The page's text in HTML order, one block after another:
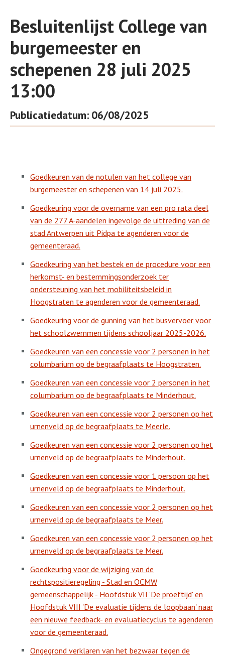
Besluitenlijst College van
burgemeester en
schepenen 28 juli 2025
13:00
Publicatiedatum: 06/08/2025
Goedkeuren van de notulen van het college van
burgemeester en schepenen van 14 juli 2025.
Goedkeuring voor de overname van een pro rata deel
van de 277 A-aandelen ingevolge de uittreding van de
stad Antwerpen uit Pidpa te agenderen voor de
gemeenteraad.
Goedkeuring van het bestek en de procedure voor een
herkomst- en bestemmingsonderzoek ter
ondersteuning van het mobiliteitsbeleid in
Hoogstraten te agenderen voor de gemeenteraad.
Goedkeuring voor de gunning van het busvervoer voor
het schoolzwemmen tijdens schooljaar 2025-2026.
Goedkeuren van een concessie voor 2 personen in het
columbarium op de begraafplaats te Hoogstraten.
Goedkeuren van een concessie voor 2 personen in het
columbarium op de begraafplaats te Minderhout.
Goedkeuren van een concessie voor 2 personen op het
urnenveld op de begraafplaats te Meerle.
Goedkeuren van een concessie voor 2 personen op het
urnenveld op de begraafplaats te Minderhout.
Goedkeuren van een concessie voor 1 persoon op het
urnenveld op de begraafplaats te Minderhout.
Goedkeuren van een concessie voor 2 personen op het
urnenveld op de begraafplaats te Meer.
Goedkeuren van een concessie voor 2 personen op het
urnenveld op de begraafplaats te Meer.
Goedkeuring voor de wijziging van de
rechtspositieregeling - Stad en OCMW
gemeenschappelijk - Hoofdstuk VII 'De proeftijd' en
Hoofdstuk VIII 'De evaluatie tijdens de loopbaan' naar
een nieuwe feedback- en evaluatiecyclus te agenderen
voor de gemeenteraad.
Ongegrond verklaren van het bezwaar tegen de